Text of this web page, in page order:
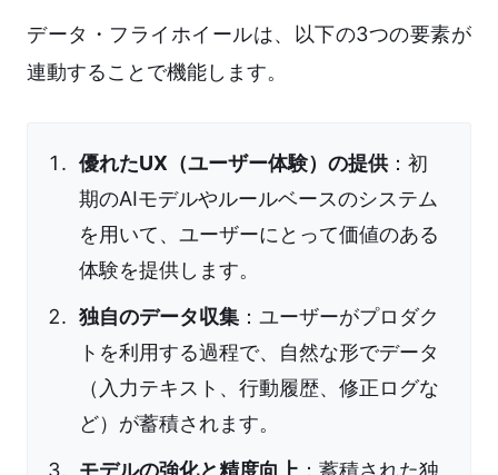
データ・フライホイールは、以下の3つの要素が
連動することで機能します。
優れたUX（ユーザー体験）の提供：初
期のAIモデルやルールベースのシステム
を用いて、ユーザーにとって価値のある
体験を提供します。
独自のデータ収集 ：ユーザーがプロダク
トを利用する過程で、自然な形でデータ
（入力テキスト、行動履歴、修正ログな
ど）が蓄積されます。
モデルの強化と精度向上 ：蓄積された独